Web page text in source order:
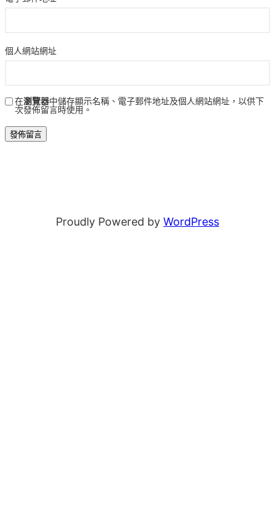
個人網站網址
在瀏覽器中儲存顯示名稱、電子郵件地址及個人網站網址，以供下
次發佈留言時使用。
Proudly Powered by WordPress